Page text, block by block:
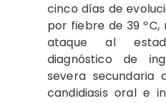
cinco días de
por fiebre de 39 ºC,
ataque al
diagnóstico de
severa secundaria
candidiasis oral e